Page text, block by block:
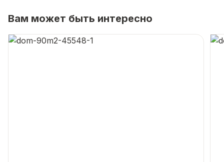
Вам может быть интересно